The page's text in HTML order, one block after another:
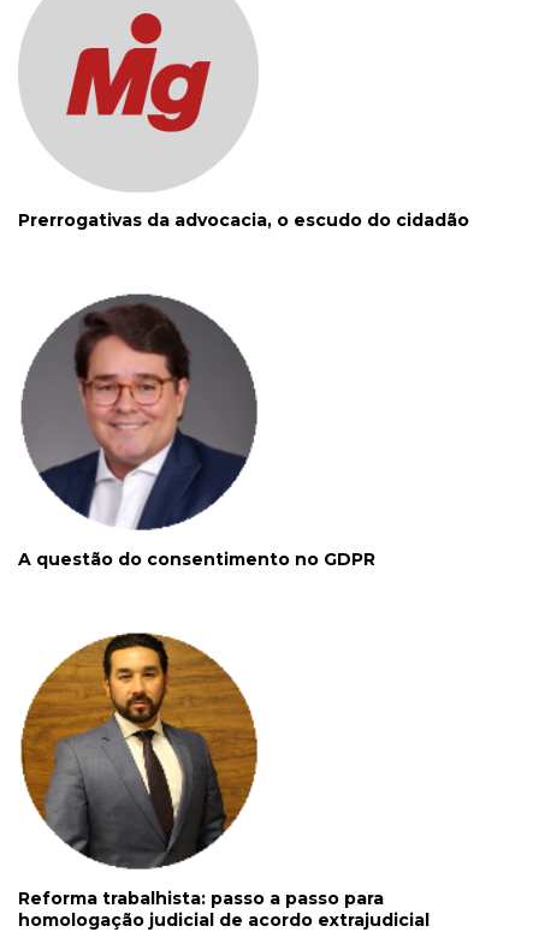
Prerrogativas da advocacia, o escudo do cidadão
A questão do consentimento no GDPR
Reforma trabalhista: passo a passo para
homologação judicial de acordo extrajudicial